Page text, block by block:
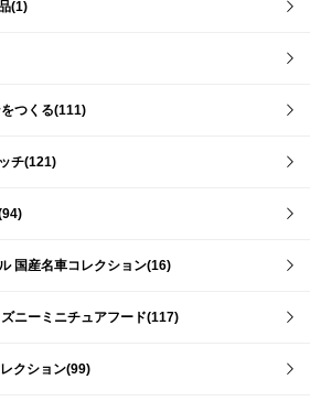
(1)
つくる(111)
チ(121)
国産名車コレクション(16)
ニーミニチュアフード(117)
クション(99)